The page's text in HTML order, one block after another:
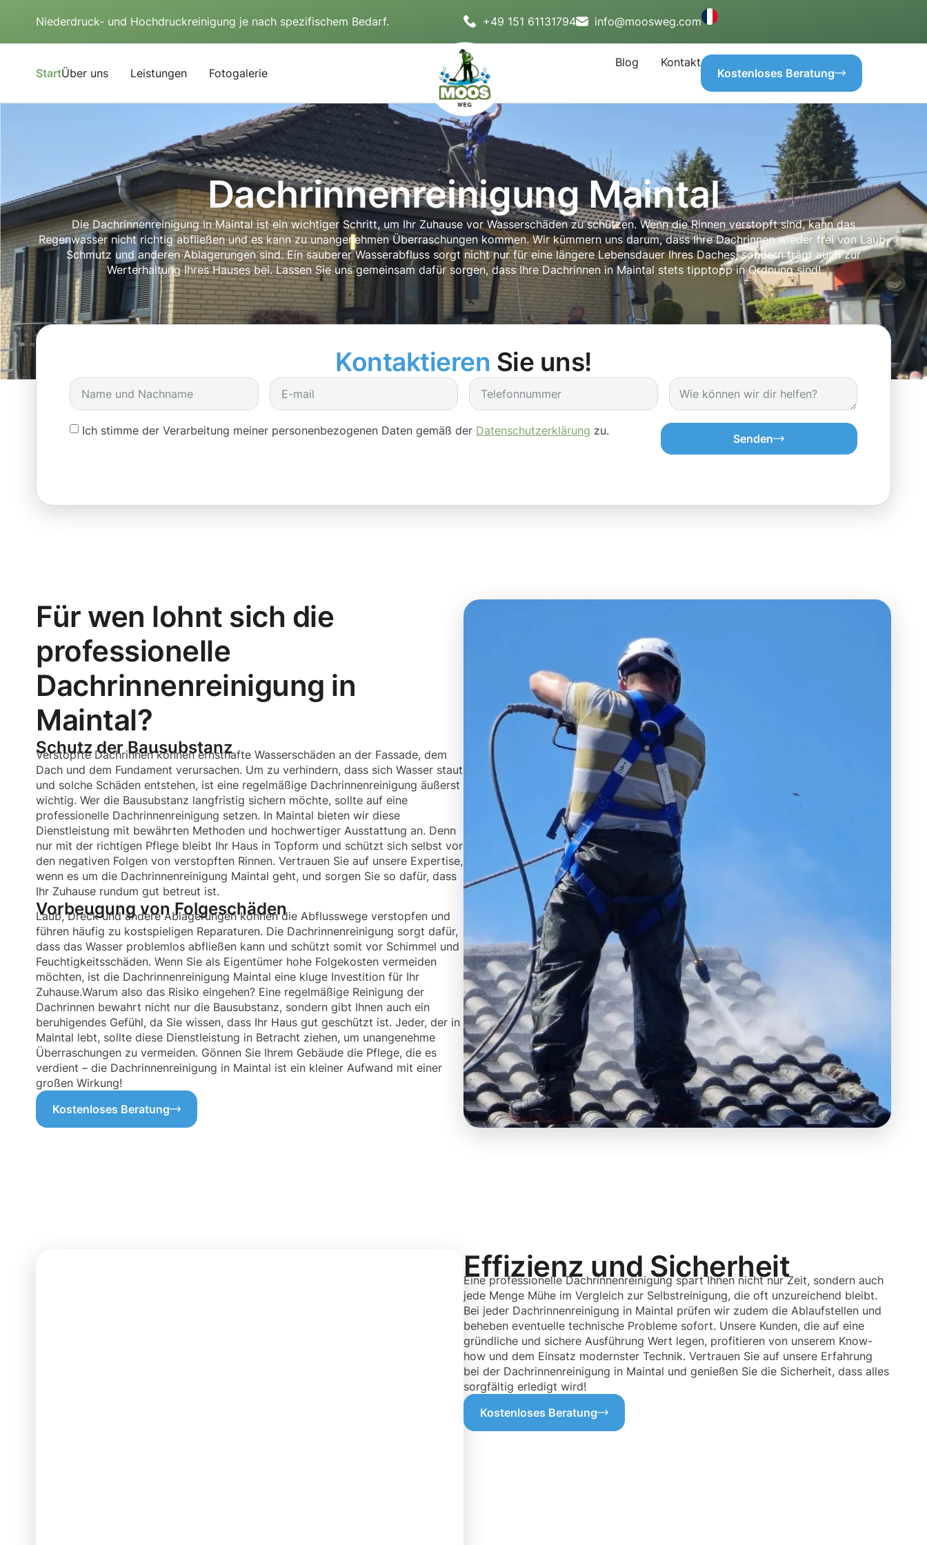
Niederdruck- und Hochdruckreinigung je nach spezifischem Bedarf. +49 151 61131794 info@moosweg.com
StartÜber uns Leistungen Fotogalerie
Blog
Kontakt
Kostenloses Beratung
Dachrinnenreinigung Maintal
Die Dachrinnenreinigung in Maintal ist ein wichtiger Schritt, um Ihr Zuhause vor Wasserschäden zu schützen. Wenn die Rinnen verstopft sind, kann das
Regenwasser nicht richtig abfließen und es kann zu unangenehmen Überraschungen kommen. Wir kümmern uns darum, dass Ihre Dachrinnen wieder frei von Laub,
Schmutz und anderen Ablagerungen sind. Ein sauberer Wasserabfluss sorgt nicht nur für eine längere Lebensdauer Ihres Daches, sondern trägt auch zur
Werterhaltung Ihres Hauses bei. Lassen Sie uns gemeinsam dafür sorgen, dass Ihre Dachrinnen in Maintal stets tipptopp in Ordnung sind!
Kontaktieren Sie uns!
Ich stimme der Verarbeitung meiner personenbezogenen Daten gemäß der Datenschutzerklärung zu.
Senden
Für wen lohnt sich die
professionelle
Dachrinnenreinigung in
Maintal?
Schutz der Bausubstanz
Verstopfte Dachrinnen können ernsthafte Wasserschäden an der Fassade, dem
Dach und dem Fundament verursachen. Um zu verhindern, dass sich Wasser staut
und solche Schäden entstehen, ist eine regelmäßige Dachrinnenreinigung äußerst
wichtig. Wer die Bausubstanz langfristig sichern möchte, sollte auf eine
professionelle Dachrinnenreinigung setzen. In Maintal bieten wir diese
Dienstleistung mit bewährten Methoden und hochwertiger Ausstattung an. Denn
nur mit der richtigen Pflege bleibt Ihr Haus in Topform und schützt sich selbst vor
den negativen Folgen von verstopften Rinnen. Vertrauen Sie auf unsere Expertise,
wenn es um die Dachrinnenreinigung Maintal geht, und sorgen Sie so dafür, dass
Ihr Zuhause rundum gut betreut ist.
Vorbeugung von Folgeschäden
Laub, Dreck und andere Ablagerungen können die Abflusswege verstopfen und
führen häufig zu kostspieligen Reparaturen. Die Dachrinnenreinigung sorgt dafür,
dass das Wasser problemlos abfließen kann und schützt somit vor Schimmel und
Feuchtigkeitsschäden. Wenn Sie als Eigentümer hohe Folgekosten vermeiden
möchten, ist die Dachrinnenreinigung Maintal eine kluge Investition für Ihr
Zuhause.Warum also das Risiko eingehen? Eine regelmäßige Reinigung der
Dachrinnen bewahrt nicht nur die Bausubstanz, sondern gibt Ihnen auch ein
beruhigendes Gefühl, da Sie wissen, dass Ihr Haus gut geschützt ist. Jeder, der in
Maintal lebt, sollte diese Dienstleistung in Betracht ziehen, um unangenehme
Überraschungen zu vermeiden. Gönnen Sie Ihrem Gebäude die Pflege, die es
verdient – die Dachrinnenreinigung in Maintal ist ein kleiner Aufwand mit einer
großen Wirkung!
Kostenloses Beratung
Effizienz und Sicherheit
Eine professionelle Dachrinnenreinigung spart Ihnen nicht nur Zeit, sondern auch
jede Menge Mühe im Vergleich zur Selbstreinigung, die oft unzureichend bleibt.
Bei jeder Dachrinnenreinigung in Maintal prüfen wir zudem die Ablaufstellen und
beheben eventuelle technische Probleme sofort. Unsere Kunden, die auf eine
gründliche und sichere Ausführung Wert legen, profitieren von unserem Know-
how und dem Einsatz modernster Technik. Vertrauen Sie auf unsere Erfahrung
bei der Dachrinnenreinigung in Maintal und genießen Sie die Sicherheit, dass alles
sorgfältig erledigt wird!
Kostenloses Beratung